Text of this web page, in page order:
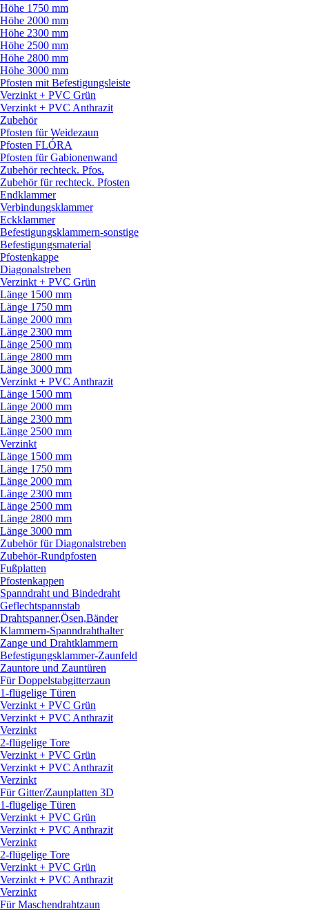
Höhe 1750 mm
Höhe 2000 mm
Höhe 2300 mm
Höhe 2500 mm
Höhe 2800 mm
Höhe 3000 mm
Pfosten mit Befestigungsleiste
Verzinkt + PVC Grün
Verzinkt + PVC Anthrazit
Zubehör
Pfosten für Weidezaun
Pfosten FLÓRA
Pfosten für Gabionenwand
Zubehör rechteck. Pfos.
Zubehör für rechteck. Pfosten
Endklammer
Verbindungsklammer
Eckklammer
Befestigungsklammern-sonstige
Befestigungsmaterial
Pfostenkappe
Diagonalstreben
Verzinkt + PVC Grün
Länge 1500 mm
Länge 1750 mm
Länge 2000 mm
Länge 2300 mm
Länge 2500 mm
Länge 2800 mm
Länge 3000 mm
Verzinkt + PVC Anthrazit
Länge 1500 mm
Länge 2000 mm
Länge 2300 mm
Länge 2500 mm
Verzinkt
Länge 1500 mm
Länge 1750 mm
Länge 2000 mm
Länge 2300 mm
Länge 2500 mm
Länge 2800 mm
Länge 3000 mm
Zubehör für Diagonalstreben
Zubehör-Rundpfosten
Fußplatten
Pfostenkappen
Spanndraht und Bindedraht
Geflechtspannstab
Drahtspanner,Ösen,Bänder
Klammern-Spanndrahthalter
Zange und Drahtklammern
Befestigungsklammer-Zaunfeld
Zauntore und Zauntüren
Für Doppelstabgitterzaun
1-flügelige Türen
Verzinkt + PVC Grün
Verzinkt + PVC Anthrazit
Verzinkt
2-flügelige Tore
Verzinkt + PVC Grün
Verzinkt + PVC Anthrazit
Verzinkt
Für Gitter/Zaunplatten 3D
1-flügelige Türen
Verzinkt + PVC Grün
Verzinkt + PVC Anthrazit
Verzinkt
2-flügelige Tore
Verzinkt + PVC Grün
Verzinkt + PVC Anthrazit
Verzinkt
Für Maschendrahtzaun